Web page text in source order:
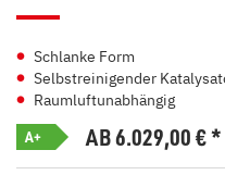
Schlanke Form
Selbstreinigender
Raumluftunabhängig
A+ AB 6.029,00€*